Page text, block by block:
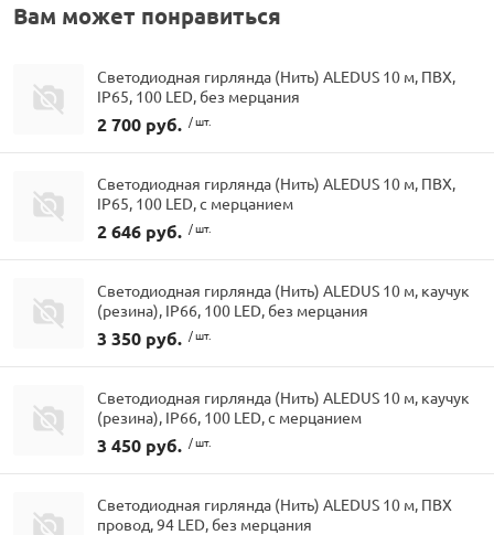
Вам может понравиться
Светодиодная гирлянда (Нить) ALEDUS 10 м, ПВХ,
IP65, 100 LED, без мерцания
2 700 руб. / шт.
Светодиодная гирлянда (Нить) ALEDUS 10 м, ПВХ,
IP65, 100 LED, с мерцанием
2 646 руб. / шт.
Светодиодная гирлянда (Нить) ALEDUS 10 м, каучук
(резина), IP66, 100 LED, без мерцания
3 350 руб. / шт.
Светодиодная гирлянда (Нить) ALEDUS 10 м, каучук
(резина), IP66, 100 LED, с мерцанием
3 450 руб. / шт.
Светодиодная гирлянда (Нить) ALEDUS 10 м, ПВХ
провод, 94 LED, без мерцания